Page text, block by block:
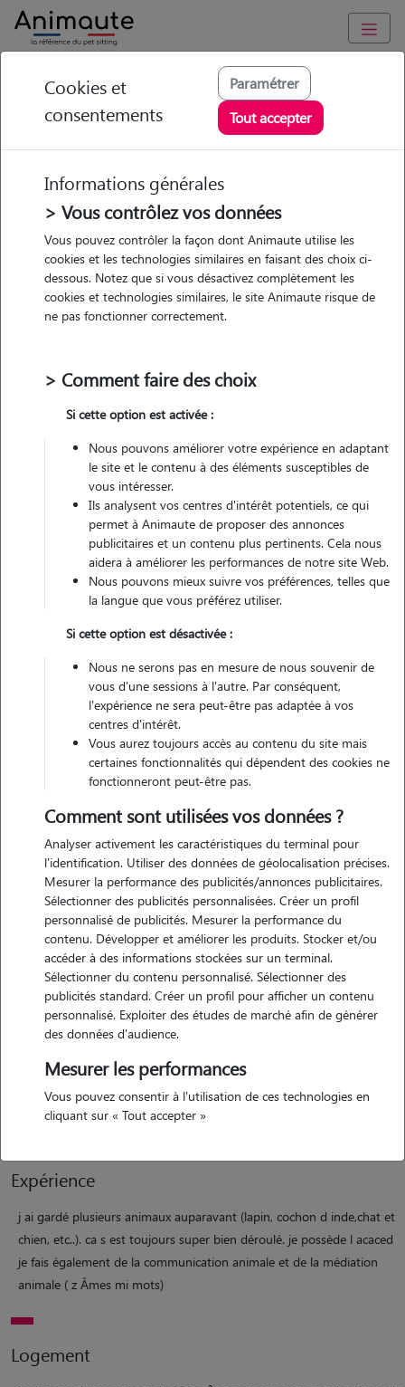
Animaute Centre-Val-de-Loire Indre-et-Loire/Amboise
Angelique - Petsitter
à Lussault-sur-Loire
5/5 (3 avis)
• 37 ans
chez le Pet Sitter
4 animaux Maison
Véhiculé
Gardes réalisées
Contacter
L'envoi d'une demande est sans engagement
Motivation
j adore les animaux, j ai d ailleurs à la maison , une chienne,2 chats,
des cobayes, moutons, poules. .quelque soit l'espèce à garder il sera
chouchouté ,-) je travaille essentiellement de mon domicile donc très
présente. il faut par contre que les chiens soient ok chats et j éviterai
mes coéquipiers pour mes séances de médiation animale. au plaisir
Expérience
j ai gardé plusieurs animaux auparavant (lapin, cochon d inde,chat et
chien, etc..). ca s est toujours super bien déroulé. je possède l acaced
je fais également de la communication animale et de la médiation
animale ( z Âmes mi mots)
Logement
Cookies et
consentements
Paramétrer
Tout accepter
Informations générales
> Vous contrôlez vos données
Vous pouvez contrôler la façon dont Animaute utilise les
cookies et les technologies similaires en faisant des choix ci-
dessous. Notez que si vous désactivez complètement les
cookies et technologies similaires, le site Animaute risque de
ne pas fonctionner correctement.
> Comment faire des choix
Si cette option est activée :
Nous pouvons améliorer votre expérience en adaptant
le site et le contenu à des éléments susceptibles de
vous intéresser.
Ils analysent vos centres d'intérêt potentiels, ce qui
permet à Animaute de proposer des annonces
publicitaires et un contenu plus pertinents. Cela nous
aidera à améliorer les performances de notre site Web.
Nous pouvons mieux suivre vos préférences, telles que
la langue que vous préférez utiliser.
Si cette option est désactivée :
Nous ne serons pas en mesure de nous souvenir de
vous d'une sessions à l'autre. Par conséquent,
l'expérience ne sera peut-être pas adaptée à vos
centres d'intérêt.
Vous aurez toujours accès au contenu du site mais
certaines fonctionnalités qui dépendent des cookies ne
fonctionneront peut-être pas.
Comment sont utilisées vos données ?
Analyser activement les caractéristiques du terminal pour
l'identification. Utiliser des données de géolocalisation précises.
Mesurer la performance des publicités/annonces publicitaires.
Sélectionner des publicités personnalisées. Créer un profil
personnalisé de publicités. Mesurer la performance du
contenu. Développer et améliorer les produits. Stocker et/ou
accéder à des informations stockées sur un terminal.
Sélectionner du contenu personnalisé. Sélectionner des
publicités standard. Créer un profil pour afficher un contenu
personnalisé. Exploiter des études de marché afin de générer
des données d'audience.
Mesurer les performances
Vous pouvez consentir à l'utilisation de ces technologies en
cliquant sur « Tout accepter »